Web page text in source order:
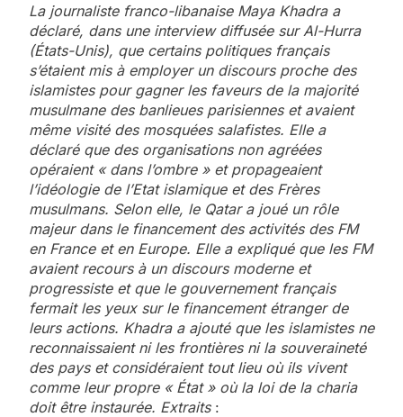
La journaliste franco-libanaise Maya Khadra a
déclaré, dans une interview diffusée sur Al-Hurra
(États-Unis), que certains politiques français
s’étaient mis à employer un discours proche des
islamistes pour gagner les faveurs de la majorité
musulmane des banlieues parisiennes et avaient
même visité des mosquées salafistes. Elle a
déclaré que des organisations non agréées
opéraient « dans l’ombre » et propageaient
l’idéologie de l’Etat islamique et des Frères
musulmans. Selon elle, le Qatar a joué un rôle
majeur dans le financement des activités des FM
en France et en Europe. Elle a expliqué que les FM
avaient recours à un discours moderne et
progressiste et que le gouvernement français
fermait les yeux sur le financement étranger de
leurs actions. Khadra a ajouté que les islamistes ne
reconnaissaient ni les frontières ni la souveraineté
des pays et considéraient tout lieu où ils vivent
comme leur propre « État » où la loi de la charia
doit être instaurée. Extraits: